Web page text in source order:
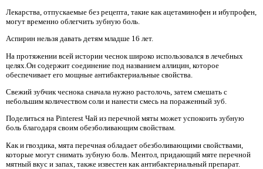
Лекарства, отпускаемые без рецепта, такие как ацетаминофен и ибупрофен,
могут временно облегчить зубную боль.
Аспирин нельзя давать детям младше 16 лет.
На протяжении всей истории чеснок широко использовался в лечебных
целях.Он содержит соединение под названием аллицин, которое
обеспечивает его мощные антибактериальные свойства.
Свежий зубчик чеснока сначала нужно растолочь, затем смешать с
небольшим количеством соли и нанести смесь на пораженный зуб.
Поделиться на Pinterest Чай из перечной мяты может успокоить зубную
боль благодаря своим обезболивающим свойствам.
Как и гвоздика, мята перечная обладает обезболивающими свойствами,
которые могут снимать зубную боль. Ментол, придающий мяте перечной
мятный вкус и запах, также известен как антибактериальный препарат.